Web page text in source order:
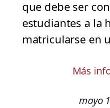
que debe ser
estudiantes a la
matricularse en
Más
mayo